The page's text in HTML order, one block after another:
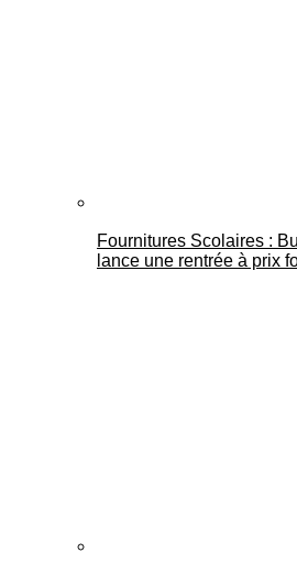
Fournitures Scolaires :
lance une rentrée à prix